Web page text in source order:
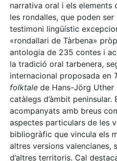
narrativa oral i els elements
les rondalles, que poden
testimoni lingüístic
«rondallari de Tàrbena»
antologia de 235 contes i
la tradició oral tarbenera,
internacional proposada en
folktale de Hans-Jörg
catàlegs d’àmbit
acompanyats amb breus
aspectes particulars de les
bibliogràfic que vincula els
altres versions valencianes,
d’altres territoris. Cal